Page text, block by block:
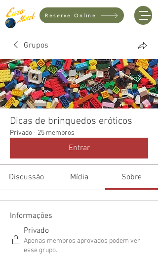
Reserve Online
Grupos
Dicas de brinquedos eróticos
Privado · 25 membros
Entrar
Discussão Mídia Sobre
Informações
Privado
Apenas membros aprovados podem ver
esse grupo.